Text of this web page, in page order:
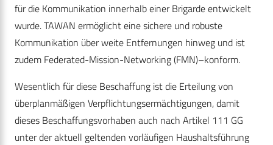
für die Kommunikation innerhalb einer Brigarde entwickelt
wurde. TAWAN ermöglicht eine sichere und robuste
Kommunikation über weite Entfernungen hinweg und ist
zudem Federated-Mission-Networking (FMN)–konform.
Wesentlich für diese Beschaffung ist die Erteilung von
überplanmäßigen Verpflichtungsermächtigungen, damit
dieses Beschaffungsvorhaben auch nach Artikel 111 GG
unter der aktuell geltenden vorläufigen Haushaltsführung